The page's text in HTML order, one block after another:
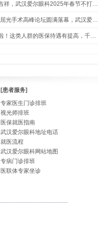
祥，武汉爱尔眼科2025年春节不打…
光手术高峰论坛圆满落幕，武汉爱…
！这类人群的医保待遇有提高，千…
[患者服务]
专家医生门诊排班
视光师排班
医保就医指南
武汉爱尔眼科地址电话
就医流程
武汉爱尔眼科网站地图
专病门诊排班
医联体专家坐诊